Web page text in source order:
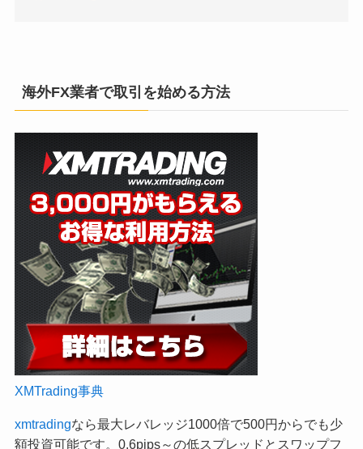
海外FX業者で取引を始める方法
XMTrading事典
xmtradingなら最大レバレッジ1000倍で500円からでも少
額投資可能です。0.6pips～の低スプレッドとスワップフ